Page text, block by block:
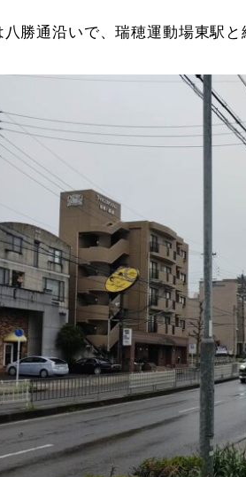
八勝通沿いで、瑞穂運動場東駅